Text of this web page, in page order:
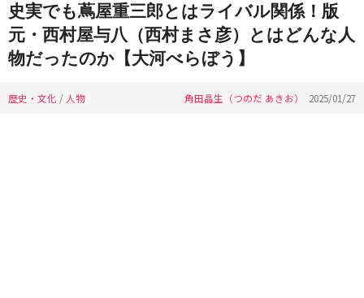
史実でも蔦屋重三郎とはライバル関係！版
元・西村屋与八（西村まさ彦）とはどんな人
物だったのか【大河べらぼう】
歴史・文化 / 人物 角田晶生（つのだ あきお） 2025/01/27